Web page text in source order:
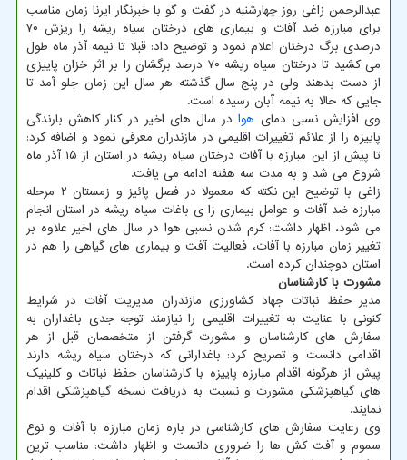
عبدالرحمن زاغی روز چهارشنبه در گفت و گو با خبرنگار ایرنا زمان مناسب
برای مبارزه ضد آفات و بیماری های درختان سیاه ریشه را ریزش ۷۰
درصدی برگ درختان اعلام نمود و توضیح داد: قبلا تا نیمه آذر ماه طول
می کشید تا درختان سیاه ریشه ۷۰ درصد برگشان را بر اثر خزان پاییزی
از دست بدهند ولی در پنج سال گذشته هر سال این زمان جلو آمد تا
جایی که حالا به نیمه آبان رسیده است.
وی افزایش نسبی دمای هوادر سال های اخیر در کنار کاهش بارندگی
پاییزه را از علائم تغییرات اقلیمی در مازندران معرفی نمود و اضافه کرد:
تا پیش از این مبارزه با آفات درختان سیاه ریشه در استان از ۱۵ آذر ماه
شروع می شد و به مدت سه هفته ادامه می یافت.
زاغی با توضیح این نکته که معمولا در فصل پائیز و زمستان ۲ مرحله
مبارزه ضد آفات و عوامل بیماری زا ی باغات سیاه ریشه در استان انجام
می شود، اظهار داشت: کرم شدن نسبی هوا در سال های اخیر علاوه بر
تغییر زمان مبارزه با آفات، فعالیت آفت و بیماری های گیاهی را هم در
استان دوچندان کرده است.
مشورت با کارشناسان
مدیر حفظ نباتات جهاد کشاورزی مازندران مدیریت آفات در شرایط
کنونی با عنایت به تغییرات اقلیمی را نیازمند توجه جدی باغداران به
سفارش های کارشناسان و مشورت گرفتن از متخصصان قبل از هر
اقدامی دانست و تصریح کرد: باغدارانی که درختان سیاه ریشه دارند
پیش از هرگونه اقدام مبارزه پاییزه با کارشناسان حفظ نباتات و کلینیک
های گیاهپزشکی مشورت و نسبت به دریافت نسخه گیاهپزشکی اقدام
نمایند.
وی رعایت سفارش های کارشناسی در باره زمان مبارزه با آفات و نوع
سموم و آفت کش ها را ضروری دانست و اظهار داشت: مناسب ترین